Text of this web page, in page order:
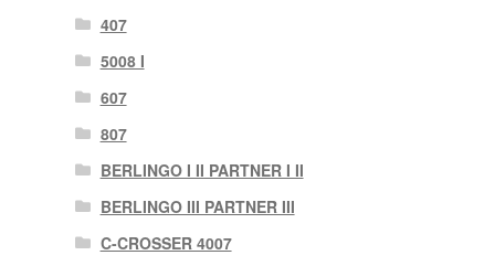
407
5008 I
607
807
BERLINGO I II PARTNER I II
BERLINGO III PARTNER III
C-CROSSER 4007